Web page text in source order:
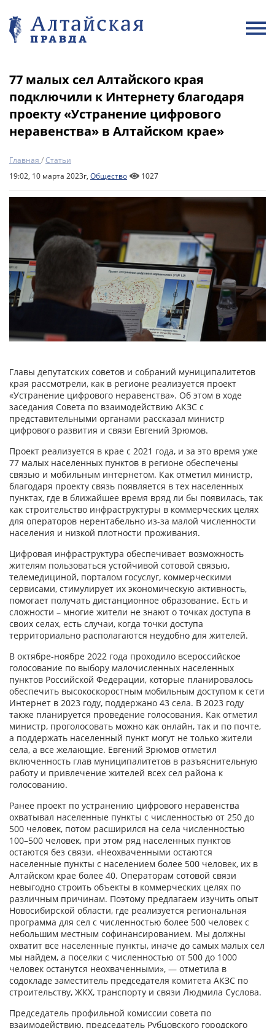
77 малых сел Алтайского края
подключили к Интернету благодаря
проекту «Устранение цифрового
неравенства» в Алтайском крае»
Главная /Статьи
19:02, 10 марта 2023г, Общество 1027
Главы депутатских советов и собраний муниципалитетов
края рассмотрели, как в регионе реализуется проект
«Устранение цифрового неравенства». Об этом в ходе
заседания Совета по взаимодействию АКЗС с
представительными органами рассказал министр
цифрового развития и связи Евгений Зрюмов.
Проект реализуется в крае с 2021 года, и за это время уже
77 малых населенных пунктов в регионе обеспечены
связью и мобильным интернетом. Как отметил министр,
благодаря проекту связь появляется в тех населенных
пунктах, где в ближайшее время вряд ли бы появилась, так
как строительство инфраструктуры в коммерческих целях
для операторов нерентабельно из-за малой численности
населения и низкой плотности проживания.
Цифровая инфраструктура обеспечивает возможность
жителям пользоваться устойчивой сотовой связью,
телемедициной, порталом госуслуг, коммерческими
сервисами, стимулирует их экономическую активность,
помогает получать дистанционное образование. Есть и
сложности – многие жители не знают о точках доступа в
своих селах, есть случаи, когда точки доступа
территориально располагаются неудобно для жителей.
В октябре-ноябре 2022 года проходило всероссийское
голосование по выбору малочисленных населенных
пунктов Российской Федерации, которые планировалось
обеспечить высокоскоростным мобильным доступом к сети
Интернет в 2023 году, поддержано 43 села. В 2023 году
также планируется проведение голосования. Как отметил
министр, проголосовать можно как онлайн, так и по почте,
а поддержать населенный пункт могут не только жители
села, а все желающие. Евгений Зрюмов отметил
включенность глав муниципалитетов в разъяснительную
работу и привлечение жителей всех сел района к
голосованию.
Ранее проект по устранению цифрового неравенства
охватывал населенные пункты с численностью от 250 до
500 человек, потом расширился на села численностью
100–500 человек, при этом ряд населенных пунктов
остаются без связи. «Неохваченными остаются
населенные пункты с населением более 500 человек, их в
Алтайском крае более 40. Операторам сотовой связи
невыгодно строить объекты в коммерческих целях по
различным причинам. Поэтому предлагаем изучить опыт
Новосибирской области, где реализуется региональная
программа для сел с численностью более 500 человек с
небольшим местным софинансированием. Мы должны
охватит все населенные пункты, иначе до самых малых сел
мы найдем, а поселки с численностью от 500 до 1000
человек останутся неохваченными», — отметила в
содокладе заместитель председателя комитета АКЗС по
строительству, ЖКХ, транспорту и связи Людмила Суслова.
Председатель профильной комиссии совета по
взаимодействию, председатель Рубцовского городского